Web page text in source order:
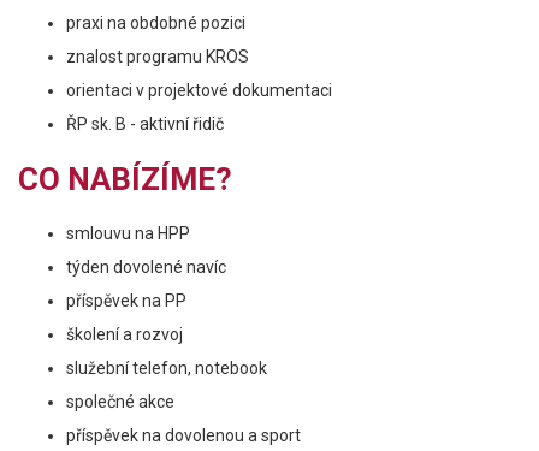
praxi na obdobné pozici
znalost programu KROS
orientaci v projektové dokumentaci
ŘP sk. B - aktivní řidič
CO NABÍZÍME?
smlouvu na HPP
týden dovolené navíc
příspěvek na PP
školení a rozvoj
služební telefon, notebook
společné akce
příspěvek na dovolenou a sport